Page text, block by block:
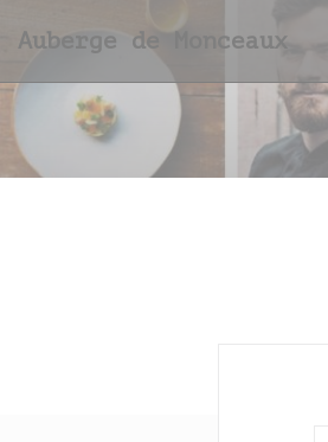
Auberge de Monceaux